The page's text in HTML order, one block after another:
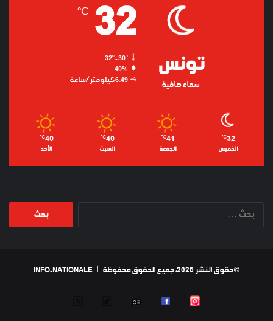
تونس
سماء صافية
32
℃
40%
6.49 كيلومتر/ساعة
32
℃
الخميس
41
℃
الجمعة
40
℃
السبت
40
℃
الأحد
© حقوق النشر 2026، جميع الحقوق محفوظة | INFO-NATIONALE
INSTAGRAM
FACEBOOK